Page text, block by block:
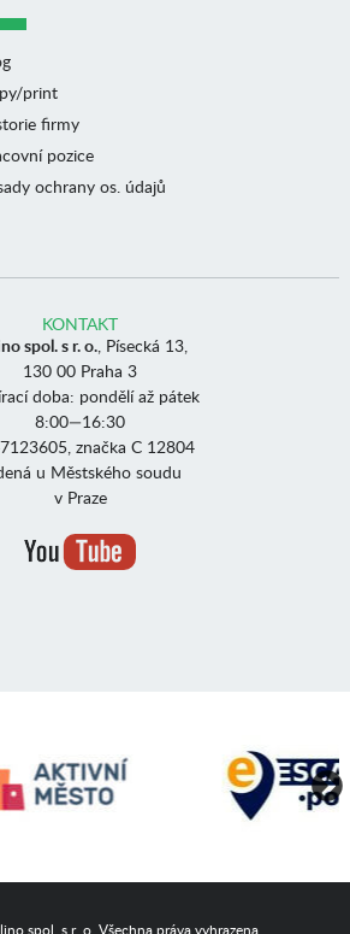
print
firmy
pozice
ochrany os. údajů
KONTAKT
spol. s r. o., Písecká 13,
130 00 Praha 3
doba: pondělí až pátek
8:00—16:30
značka C 12804
u Městského soudu
v Praze
spol. s r. o. Všechna práva vyhrazena.